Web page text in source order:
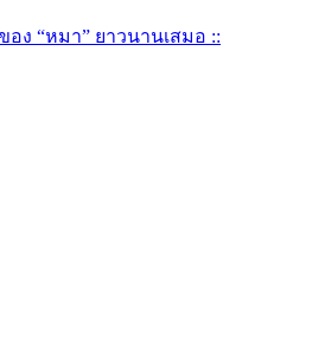
ของ “หมา” ยาวนานเสมอ ::